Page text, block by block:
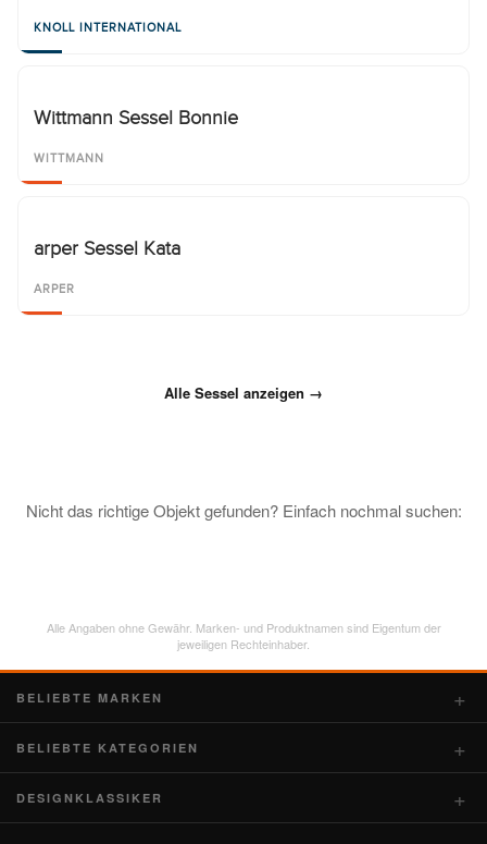
KNOLL INTERNATIONAL
Wittmann Sessel Bonnie
WITTMANN
arper Sessel Kata
ARPER
Alle Sessel anzeigen →
Nicht das richtige Objekt gefunden? Einfach nochmal suchen:
Alle Angaben ohne Gewähr. Marken- und Produktnamen sind Eigentum der
jeweiligen Rechteinhaber.
BELIEBTE MARKEN
BELIEBTE KATEGORIEN
DESIGNKLASSIKER